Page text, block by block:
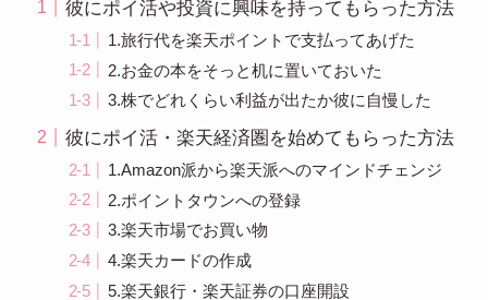
彼にポイ活や投資に興味を持ってもらった方法
1.旅行代を楽天ポイントで支払ってあげた
2.お金の本をそっと机に置いておいた
3.株でどれくらい利益が出たか彼に自慢した
彼にポイ活・楽天経済圏を始めてもらった方法
1.Amazon派から楽天派へのマインドチェンジ
2.ポイントタウンへの登録
3.楽天市場でお買い物
4.楽天カードの作成
5.楽天銀行・楽天証券の口座開設